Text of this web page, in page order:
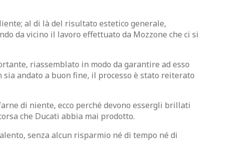
al di là del risultato estetico generale,
da vicino il lavoro effettuato da Mozzone che ci si
riassemblato in modo da garantire ad esso
andato a buon fine, il processo è stato reiterato
di niente, ecco perché devono essergli brillati
che Ducati abbia mai prodotto.
senza alcun risparmio né di tempo né di